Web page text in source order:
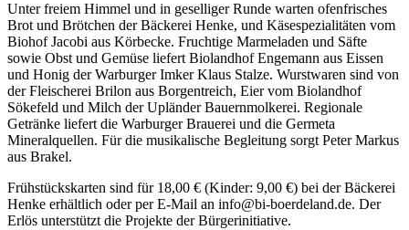
Unter freiem Himmel und in geselliger Runde warten ofenfrisches
Brot und Brötchen der Bäckerei Henke, und Käsespezialitäten vom
Biohof Jacobi aus Körbecke. Fruchtige Marmeladen und Säfte
sowie Obst und Gemüse liefert Biolandhof Engemann aus Eissen
und Honig der Warburger Imker Klaus Stalze. Wurstwaren sind von
der Fleischerei Brilon aus Borgentreich, Eier vom Biolandhof
Sökefeld und Milch der Upländer Bauernmolkerei. Regionale
Getränke liefert die Warburger Brauerei und die Germeta
Mineralquellen. Für die musikalische Begleitung sorgt Peter Markus
aus Brakel.
Frühstückskarten sind für 18,00 € (Kinder: 9,00 €) bei der Bäckerei
Henke erhältlich oder per E-Mail an info@bi-boerdeland.de. Der
Erlös unterstützt die Projekte der Bürgerinitiative.